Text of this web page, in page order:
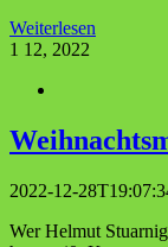
Weiterlesen
1 12, 2022
2022-12-
Wer Helmut